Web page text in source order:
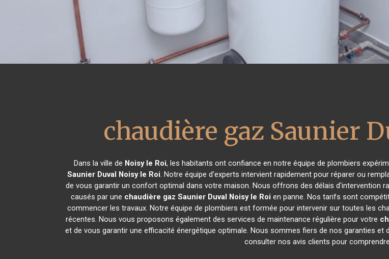
chaudière gaz Saunier
Dans la ville de Noisy le Roi, les habitants ont confiance en notre équipe de plombiers
Saunier Duval Noisy le Roi. Notre équipe d'experts intervient rapidement pour réparer ou
de vous garantir un confort optimal dans votre maison. Nous offrons des délais d'intervention
causés par une chaudière gaz Saunier Duval Noisy le Roi en panne. Nos tarifs sont
commencer les travaux. Notre équipe de plombiers est formée pour intervenir sur toutes les
récentes. Nous vous proposons également des services de maintenance régulière pour votre
et de vous garantir une efficacité énergétique optimale. Nous sommes fiers de nos garanties
consulter nos avis clients pour